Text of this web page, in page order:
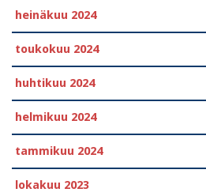
heinäkuu 2024
toukokuu 2024
huhtikuu 2024
helmikuu 2024
tammikuu 2024
lokakuu 2023